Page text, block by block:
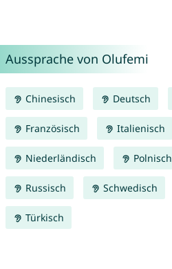
Aussprache von Olufemi
Chinesisch Deutsch
Französisch Italienisch
Niederländisch Polnisch
Russisch Schwedisch
Türkisch